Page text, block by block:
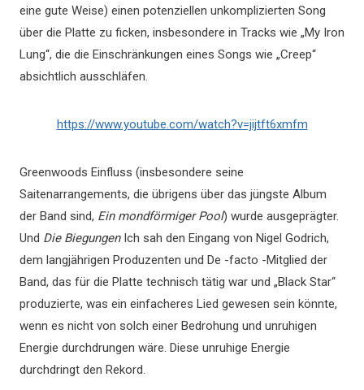
eine gute Weise) einen potenziellen unkomplizierten Song
über die Platte zu ficken, insbesondere in Tracks wie „My Iron
Lung“, die die Einschränkungen eines Songs wie „Creep“
absichtlich ausschläfen.
https://www.youtube.com/watch?v=jijtft6xmfm
Greenwoods Einfluss (insbesondere seine
Saitenarrangements, die übrigens über das jüngste Album
der Band sind, Ein mondförmiger Pool) wurde ausgeprägter.
Und Die BiegungenIch sah den Eingang von Nigel Godrich,
dem langjährigen Produzenten und De -facto -Mitglied der
Band, das für die Platte technisch tätig war und „Black Star“
produzierte, was ein einfacheres Lied gewesen sein könnte,
wenn es nicht von solch einer Bedrohung und unruhigen
Energie durchdrungen wäre. Diese unruhige Energie
durchdringt den Rekord.